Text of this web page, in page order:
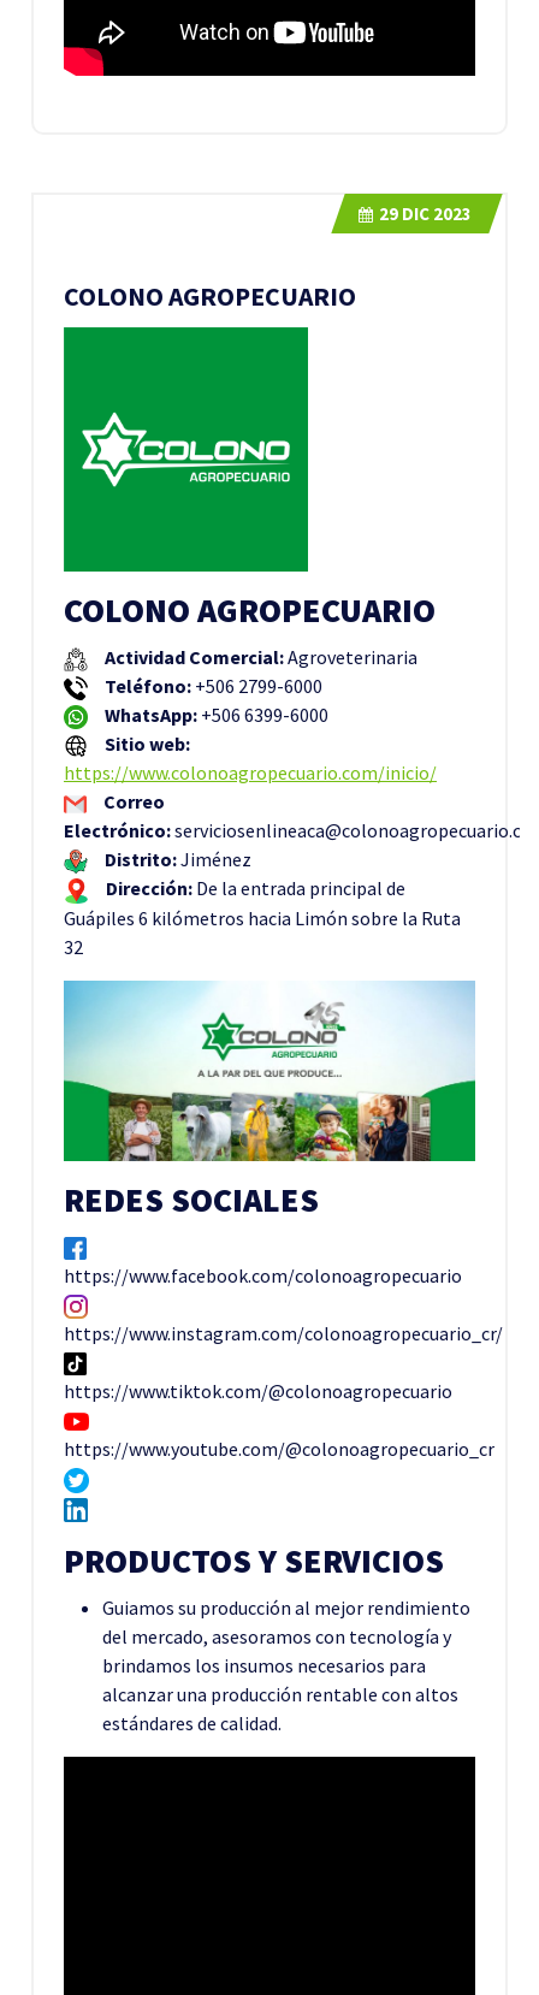
COLONO AGROPECUARIO
29 DIC 2023
COLONO AGROPECUARIO
Actividad Comercial:Agroveterinaria
Teléfono: +506 2799-6000
WhatsApp: +506 6399-6000
Sitio web:
https://www.colonoagropecuario.com/inicio/
Correo
Electrónico:
Distrito:Jiménez
Dirección: De la entrada principal de
Guápiles 6 kilómetros hacia Limón sobre la Ruta
32
REDES SOCIALES
https://www.facebook.com/colonoagropecuario
https://www.instagram.com/colonoagropecuario_cr/
https://www.tiktok.com/@colonoagropecuario
https://www.youtube.com/@colonoagropecuario_cr
PRODUCTOS Y SERVICIOS
Guiamos su producción al mejor rendimiento
del mercado, asesoramos con tecnología y
brindamos los insumos necesarios para
alcanzar una producción rentable con altos
estándares de calidad.